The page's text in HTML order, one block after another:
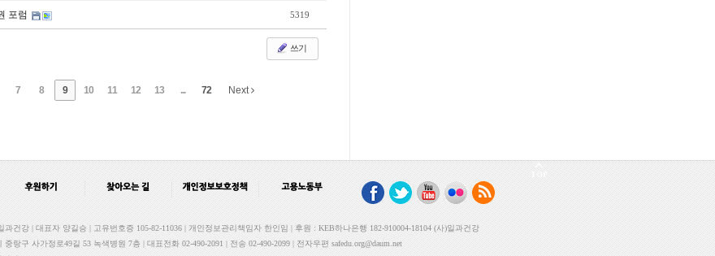
포럼 5319
쓰기
7 8 9 10 11 12 13 ... 72 Next
건강 | 대표자 양길승 | 고유번호증 105-82-11036 | 개인정보관리책임자 한인임 | 후원 : KEB하나은행 182-910004-18104 (사)일과건강
중랑구 사가정로49길 53 녹색병원 7층 | 대표전화 02-490-2091 | 전송 02-490-2099 | 전자우편 safedu.org@daum.net
TOP